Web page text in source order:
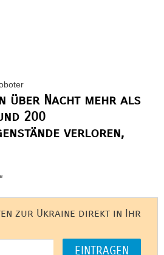
über Nacht mehr als
200
verloren,
zur Ukraine direkt in Ihr